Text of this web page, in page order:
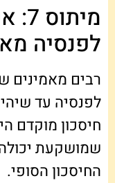
לפנסיה
רבים מאמינים
לפנסיה עד
חיסכון מוקדם
שמושקעת
החיסכון הסופי.